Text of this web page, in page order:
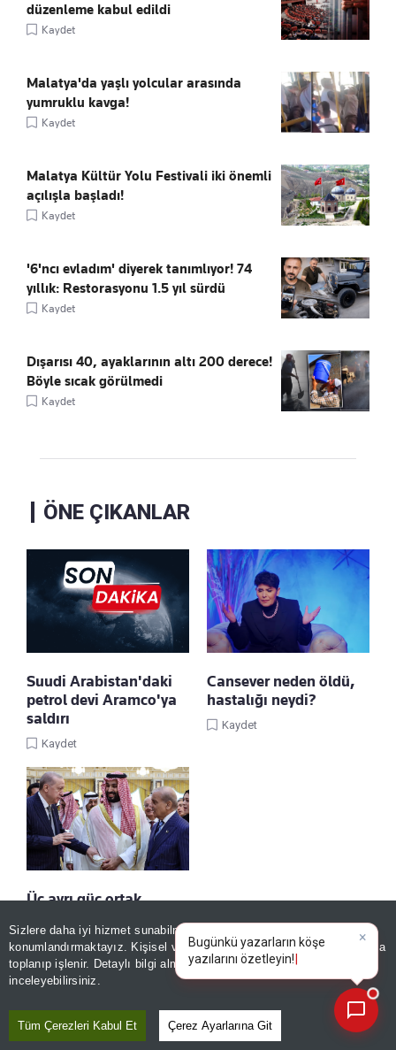
Sizlere daha iyi hizmet sunabilmek adına sitemizde
konumlandırmaktayız. Kişisel verileriniz, KVKK ve GDPR kapsamında
toplanıp işlenir. Detaylı bilgi almak içinAydınlatma Metnimizi
inceleyebilirsiniz.
Tüm Çerezleri Kabul Et Çerez Ayarlarına Git
düzenleme kabul edildi
Kaydet
Malatya'da yaşlı yolcular arasında
yumruklu kavga!
Kaydet
Malatya Kültür Yolu Festivali iki önemli
açılışla başladı!
Kaydet
'6'ncı evladım' diyerek tanımlıyor! 74
yıllık: Restorasyonu 1.5 yıl sürdü
Kaydet
Dışarısı 40, ayaklarının altı 200 derece!
Böyle sıcak görülmedi
Kaydet
ÖNE ÇIKANLAR
Suudi Arabistan'daki
petrol devi Aramco'ya
saldırı
Kaydet
Cansever neden öldü,
hastalığı neydi?
Kaydet
Üç ayrı güç ortak
Kaydet ×
Bugünkü yazarların köşe
yazılarını özetleyin!